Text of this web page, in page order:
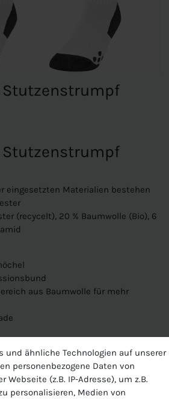
Stutzenstrumpf
Stutzenstrumpf
eingesetzten Materialien bestehen
(recycelt), 20 % Baumwolle (Bio), 6
aus Baumwolle für mehr
und ähnliche Technologien auf unserer
personenbezogene Daten von
Webseite (z.B. IP-Adresse), um z.B.
personalisieren, Medien von